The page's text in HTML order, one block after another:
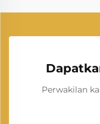
Perwakilan